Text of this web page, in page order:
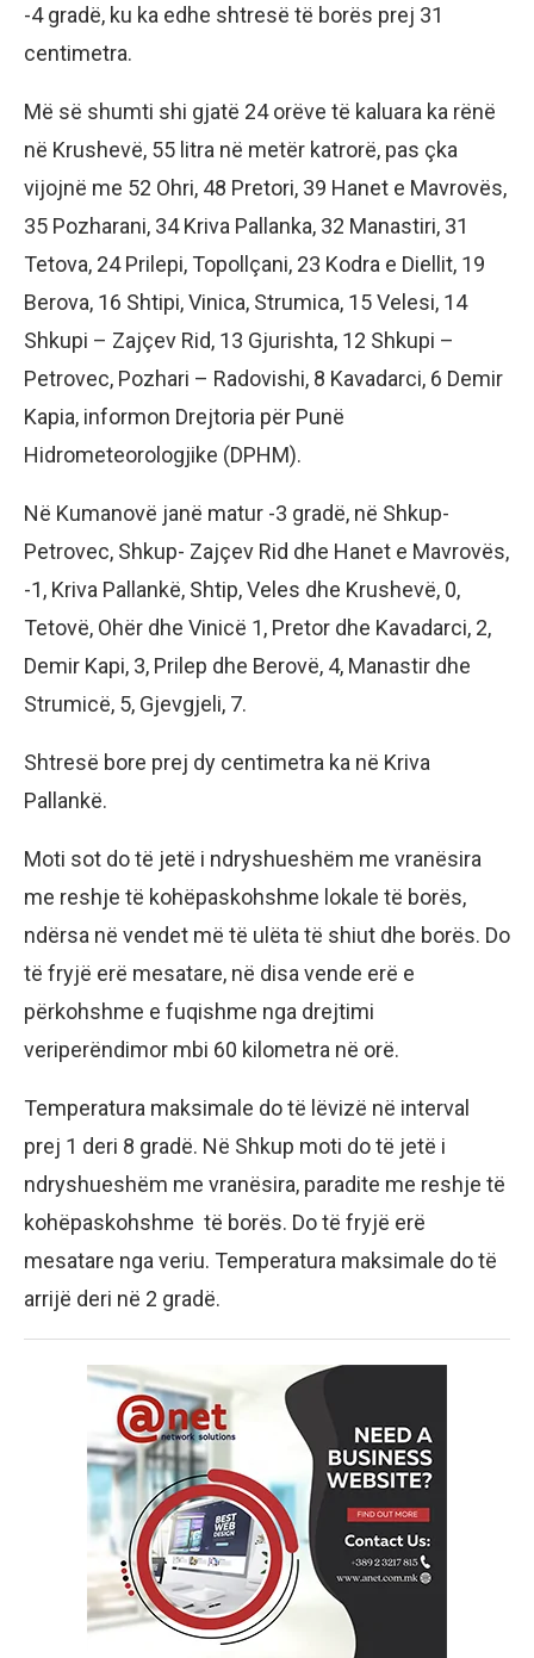
-4 gradë, ku ka edhe shtresë të borës prej 31
centimetra.
Më së shumti shi gjatë 24 orëve të kaluara ka rënë
në Krushevë, 55 litra në metër katrorë, pas çka
vijojnë me 52 Ohri, 48 Pretori, 39 Hanet e Mavrovës,
35 Pozharani, 34 Kriva Pallanka, 32 Manastiri, 31
Tetova, 24 Prilepi, Topollçani, 23 Kodra e Diellit, 19
Berova, 16 Shtipi, Vinica, Strumica, 15 Velesi, 14
Shkupi – Zajçev Rid, 13 Gjurishta, 12 Shkupi –
Petrovec, Pozhari – Radovishi, 8 Kavadarci, 6 Demir
Kapia, informon Drejtoria për Punë
Hidrometeorologjike (DPHM).
Në Kumanovë janë matur -3 gradë, në Shkup-
Petrovec, Shkup- Zajçev Rid dhe Hanet e Mavrovës,
-1, Kriva Pallankë, Shtip, Veles dhe Krushevë, 0,
Tetovë, Ohër dhe Vinicë 1, Pretor dhe Kavadarci, 2,
Demir Kapi, 3, Prilep dhe Berovë, 4, Manastir dhe
Strumicë, 5, Gjevgjeli, 7.
Shtresë bore prej dy centimetra ka në Kriva
Pallankë.
Moti sot do të jetë i ndryshueshëm me vranësira
me reshje të kohëpaskohshme lokale të borës,
ndërsa në vendet më të ulëta të shiut dhe borës. Do
të fryjë erë mesatare, në disa vende erë e
përkohshme e fuqishme nga drejtimi
veriperëndimor mbi 60 kilometra në orë.
Temperatura maksimale do të lëvizë në interval
prej 1 deri 8 gradë. Në Shkup moti do të jetë i
ndryshueshëm me vranësira, paradite me reshje të
kohëpaskohshme të borës. Do të fryjë erë
mesatare nga veriu. Temperatura maksimale do të
arrijë deri në 2 gradë.